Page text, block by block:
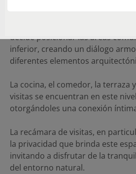
decide posicionar las áreas
inferior, creando un diálogo
diferentes elementos
La cocina, el comedor, la terraza
visitas se encuentran en este
otorgándoles una conexión
La recámara de visitas, en
la privacidad que brinda este
invitando a disfrutar de la
del entorno natural.